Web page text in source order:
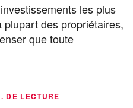
les plus
des propriétaires,
que toute
DE LECTURE